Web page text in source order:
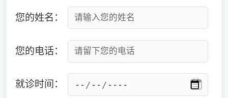
您的姓名：
您的电话：
就诊时间：